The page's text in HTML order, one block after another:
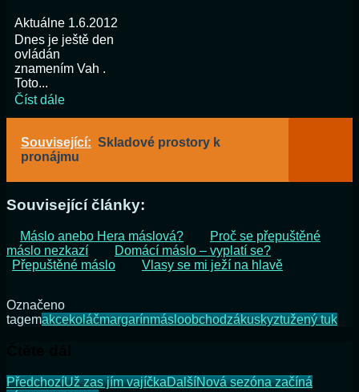
Aktuálne 1.6.2012
Dnes je ještě den
ovládán
znamením Vah .
Toto...
Číst dále
Související: Skladové prostory k
pronájmu
Související články:
Máslo anebo Hera máslová?
Proč se přepuštěné
máslo nezkazí
Domácí máslo – vyplatí se?
Přepuštěné máslo
Vlasy se mi ježí na hlavě
Označeno
tagemakcekoláčmargarínmásloobchodzákuskyztužený tuk
PředchozíUž zas jím vajíčkaDalšíNová sezóna začíná